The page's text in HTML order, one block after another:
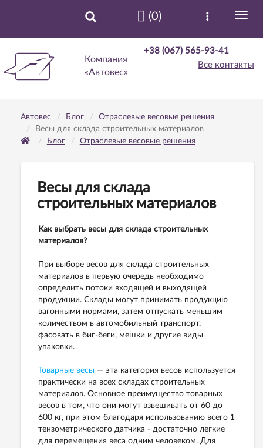
Компания
«Автовес»
+38 (067) 565-93-41
Все контакты
(0)
Автовес Блог
Отраслевые весовые решения
Весы для склада строительных материалов
Блог
Отраслевые весовые решения
Весы для склада
строительных материалов
Как выбрать весы для склада строительных
материалов?
При выборе весов для склада строительных
материалов в первую очередь необходимо
определить потоки входящей и выходящей
продукции. Склады могут принимать продукцию
вагонными нормами, затем отпускать меньшим
количеством в автомобильный транспорт,
фасовать в биг-беги, мешки и другие виды
упаковки.
Товарные весы — эта категория весов используется
практически на всех складах строительных
материалов. Основное преимущество товарных
весов в том, что они могут взвешивать от 60 до
600 кг, при этом благодаря использованию всего 1
тензометрического датчика - достаточно легкие
для перемещения веса одним человеком. Для